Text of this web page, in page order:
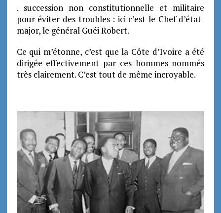
. succession non constitutionnelle et militaire
pour éviter des troubles : ici c’est le Chef d’état-
major, le général Guéi Robert.
Ce qui m’étonne, c’est que la Côte d’Ivoire a été
dirigée effectivement par ces hommes nommés
très clairement. C’est tout de même incroyable.